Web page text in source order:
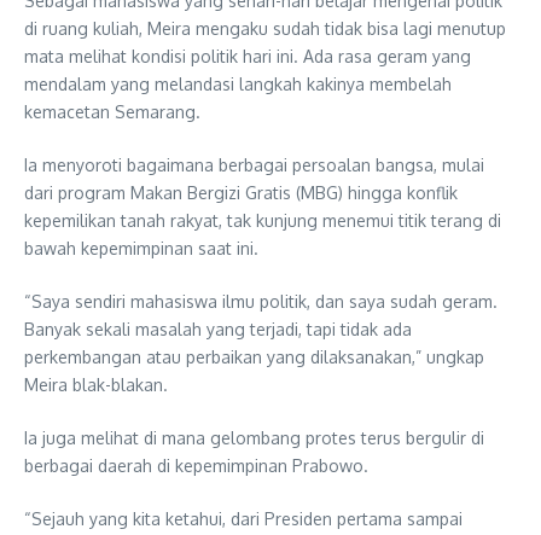
di ruang kuliah, Meira mengaku sudah tidak bisa lagi menutup
mata melihat kondisi politik hari ini. Ada rasa geram yang
mendalam yang melandasi langkah kakinya membelah
kemacetan Semarang.
Ia menyoroti bagaimana berbagai persoalan bangsa, mulai
dari program Makan Bergizi Gratis (MBG) hingga konflik
kepemilikan tanah rakyat, tak kunjung menemui titik terang di
bawah kepemimpinan saat ini.
“Saya sendiri mahasiswa ilmu politik, dan saya sudah geram.
Banyak sekali masalah yang terjadi, tapi tidak ada
perkembangan atau perbaikan yang dilaksanakan,” ungkap
Meira blak-blakan.
Ia juga melihat di mana gelombang protes terus bergulir di
berbagai daerah di kepemimpinan Prabowo.
“Sejauh yang kita ketahui, dari Presiden pertama sampai